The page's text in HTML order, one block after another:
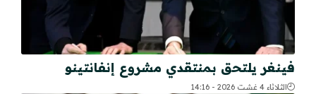
فينغر يلتحق بمنتقدي مشروع إنفانتينو
الثلاثاء 4 غشت 2026 - 14:16